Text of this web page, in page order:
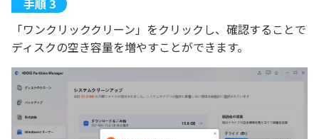
「ワンクリッククリーン」をクリックし、確認することで
ディスクの空き容量を増やすことができます。